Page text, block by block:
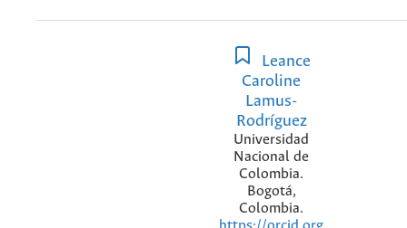
Leance
Caroline
Lamus-
Rodríguez
Universidad
Nacional de
Colombia.
Bogotá,
Colombia.